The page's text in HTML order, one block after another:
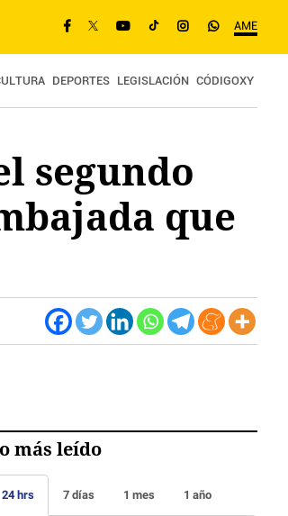
AME
DEPORTES LEGISLACIÓN CÓDIGOXY
segundo
que
más leído
24 hrs 7 días 1 mes 1 año